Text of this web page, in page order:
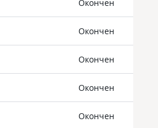
Oкончен
Oкончен
Oкончен
Oкончен
Oкончен